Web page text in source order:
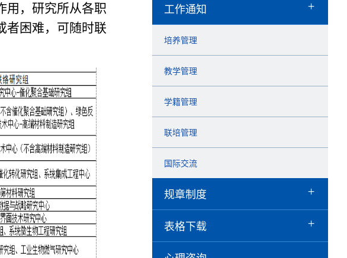
用 ，研究所从各职
者困难，可随时联
工作通知
培养管理
教学管理
学籍管理
联培管理
国际交流
规章制度
表格下载